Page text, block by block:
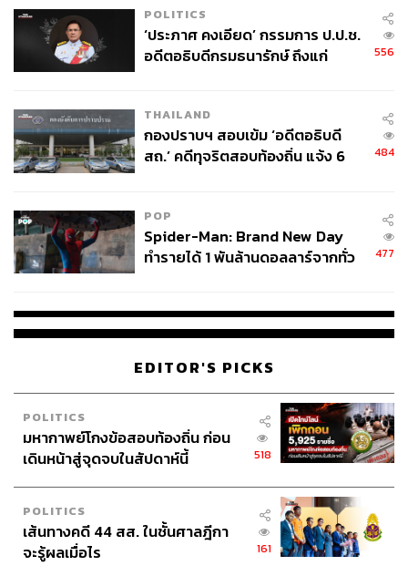
นอกจากเหล่านักพูดที่ชวนฟังแล้ว การออกแบบสถานที่และ
บรรยากาศให้เอื้อต่อการแชร์ความคิดร่วมกันยังเป็นโจทย์
สำคัญที่ Wonderfruit ในปีนี้ให้ความสำคัญด้วย ซึ่งพีท-
ประณิธาน พรประภา
“โจทย์สำคัญอยู่ที่จะทำยังไงให้คนอยากอยู่ร่วมงานในตอน
กลางวัน ซึ่งเราสังเกตว่า คนไทยจะชอบมางานตอนเย็นๆ
ปัญหาสำคัญ เราเลยพยายามจะสร้างโครงสร้างที่ให้ร่มเงา
ขนาดใหญ่ เป็นทั้งสถาปัตยกรรมและงานศิลปะในตัวเอง ใช้
เป็นศูนย์กลางสำหรับกิจกรรมในช่วงกลางวัน ซึ่งเราพยายาม
ออกแบบให้สถานที่นี้นั่งสบายมากที่สุด
“ส่วนบรรยากาศในการทอล์ก เราพยายามออกแบบให้มี
บรรยากาศของการแลกเปลี่ยนความคิดเห็นซึ่งกันและกัน
โดยนักพูดจะใช้เวลาพูดประมาณ 20 นาที หลังจากนั้นจะมี
คิดกันอย่างทั่วถึง รวมถึงยังมีหูฟังแปลภาษาสำหรับทั้งคนไทย
และชาวต่างชาติด้วย”
POLITICS
‘ประภาศ คงเอียด’ กรรมการ ป.ป.ช.
อดีตอธิบดีกรมธนารักษ์ ถึงแก่
556
THAILAND
กองปราบฯ สอบเข้ม ‘อดีตอธิบดี
สถ.’ คดีทุจริตสอบท้องถิ่น แจ้ง 6
484
POP
Spider-Man: Brand New Day
ทำรายได้ 1 พันล้านดอลลาร์จากทั่ว
477
EDITOR'S PICKS
POLITICS
มหากาพย์โกงข้อสอบท้องถิ่น ก่อน
เดินหน้าสู่จุดจบในสัปดาห์นี้
518
POLITICS
เส้นทางคดี 44 สส. ในชั้นศาลฎีกา
จะรู้ผลเมื่อไร
161